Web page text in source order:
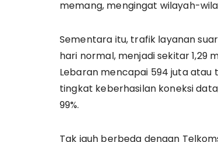
memang, mengingat wilayah-
Sementara itu, trafik layanan
hari normal, menjadi sekitar 1,29
Lebaran mencapai 594 juta atau
tingkat keberhasilan koneksi
99%.
Tak jauh berbeda dengan